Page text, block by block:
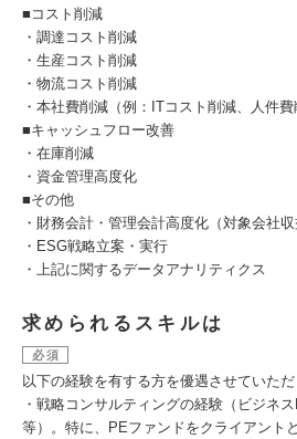
■コスト削減
・調達コスト削減
・生産コスト削減
・物流コスト削減
・本社費削減（例：ITコスト削減、人件費
■キャッシュフロー改善
・在庫削減
・資金管理高度化
■その他
・財務会計・管理会計高度化（対象会社収
・ESG戦略立案・実行
・上記に関するデータアナリティクス
求められるスキルは
必須
以下の経験を有する方を優遇させていただ
・戦略コンサルティングの経験（ビジネ
等）。特に、PEファンドをクライアント